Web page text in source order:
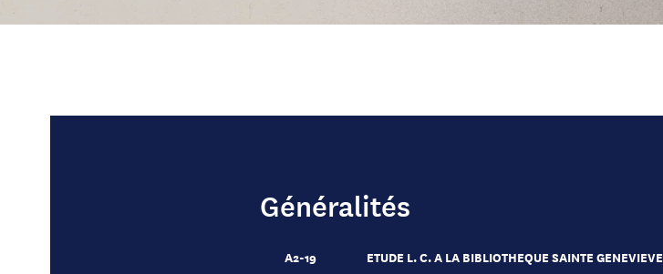
Généralités
A2-19
ETUDE L. C. A LA BIBLIOTHEQUE SAINTE GENEVIEVE